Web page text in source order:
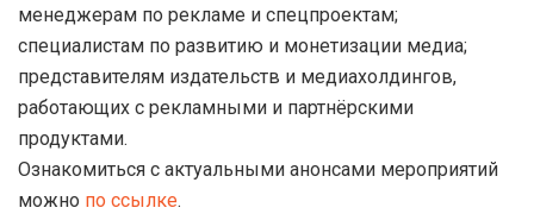
менеджерам по рекламе и спецпроектам;
специалистам по развитию и монетизации медиа;
представителям издательств и медиахолдингов,
работающих с рекламными и партнёрскими
продуктами.
Ознакомиться с актуальными анонсами мероприятий
можно по ссылке.